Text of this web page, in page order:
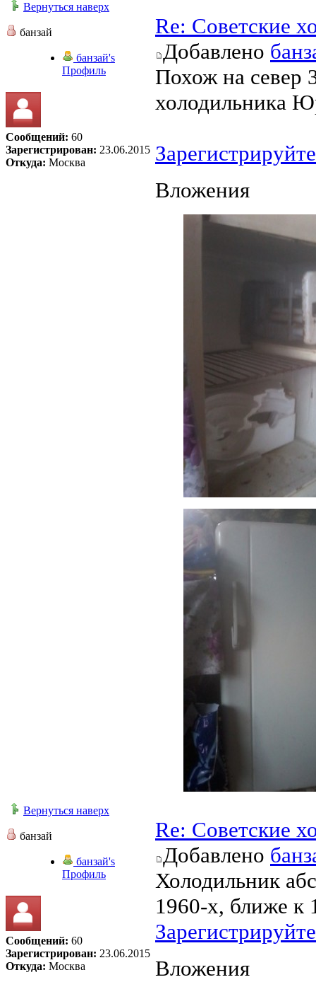
Вернуться наверх
банзай
банзай's
Профиль
Сообщений: 60
Зарегистрирован: 23.06.2015
Откуда: Москва
Re: Советские
Добавлено
Похож на север
холодильника
Вложения
Вернуться наверх
банзай
банзай's
Профиль
Сообщений: 60
Зарегистрирован: 23.06.2015
Откуда: Москва
Re: Советские
Добавлено
Холодильник
1960-х, ближе к
Вложения